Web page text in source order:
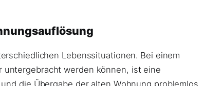
Lebenssituationen. Bei einem
untergebracht werden können, ist eine